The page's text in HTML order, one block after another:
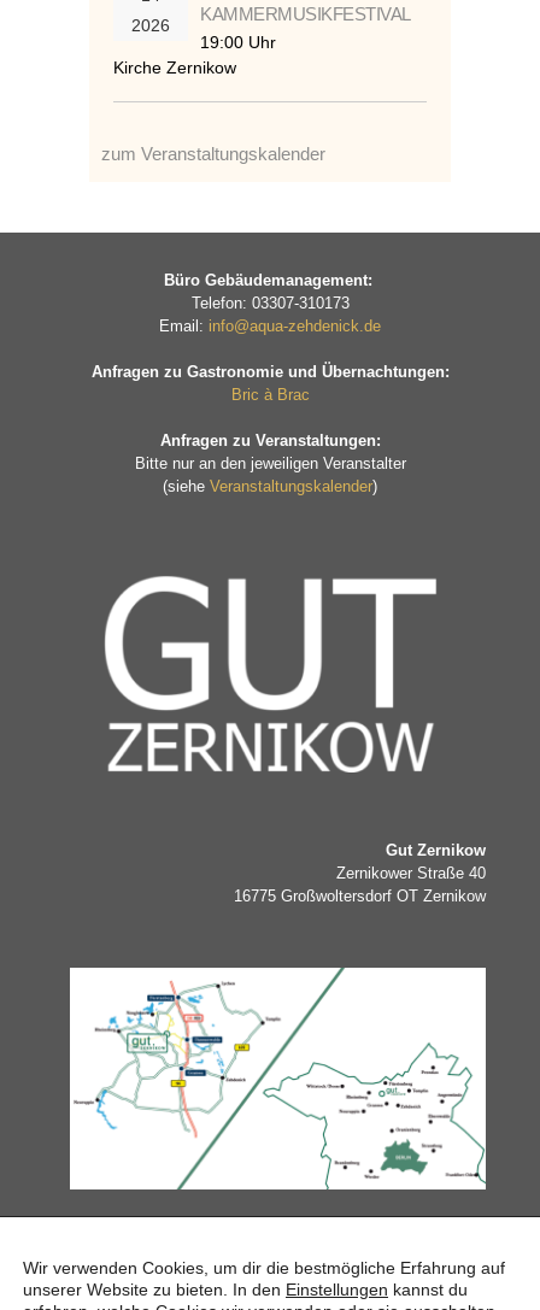
2026
KAMMERMUSIKFESTIVAL
19:00 Uhr
Kirche Zernikow
zum Veranstaltungskalender
Büro Gebäudemanagement:
Telefon: 03307-310173
Email: info@aqua-zehdenick.de
Anfragen zu Gastronomie und Übernachtungen:
Bric à Brac
Anfragen zu Veranstaltungen:
Bitte nur an den jeweiligen Veranstalter
(siehe Veranstaltungskalender)
Gut Zernikow
Zernikower Straße 40
16775 Großwoltersdorf OT Zernikow
ANGEBOTE & AKTIVITÄTEN
VERANSTALTUNGEN
Wir verwenden Cookies, um dir die bestmögliche Erfahrung auf
unserer Website zu bieten. In den Einstellungen kannst du